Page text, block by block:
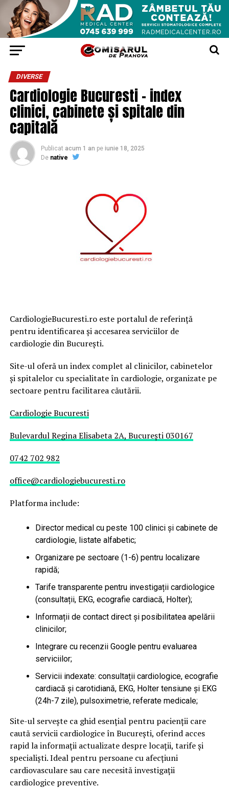
DIVERSE
Cardiologie Bucuresti – index
clinici, cabinete și spitale din
capitală
Publicat acum 1 an pe iunie 18, 2025
De native
CardiologieBucuresti.ro este portalul de referință
pentru identificarea și accesarea serviciilor de
cardiologie din București.
Site-ul oferă un index complet al clinicilor, cabinetelor
și spitalelor cu specialitate în cardiologie, organizate pe
sectoare pentru facilitarea căutării.
Cardiologie Bucuresti
Bulevardul Regina Elisabeta 2A, București 030167
0742 702 982
office@cardiologiebucuresti.ro
Platforma include:
Director medical cu peste 100 clinici și cabinete de
cardiologie, listate alfabetic;
Organizare pe sectoare (1-6) pentru localizare
rapidă;
Tarife transparente pentru investigații cardiologice
(consultații, EKG, ecografie cardiacă, Holter);
Informații de contact direct și posibilitatea apelării
clinicilor;
Integrare cu recenzii Google pentru evaluarea
serviciilor;
Servicii indexate: consultații cardiologice, ecografie
cardiacă și carotidiană, EKG, Holter tensiune și EKG
(24h-7 zile), pulsoximetrie, referate medicale;
Site-ul servește ca ghid esențial pentru pacienții care
caută servicii cardiologice în București, oferind acces
rapid la informații actualizate despre locații, tarife și
specialiști. Ideal pentru persoane cu afecțiuni
cardiovasculare sau care necesită investigații
cardiologice preventive.